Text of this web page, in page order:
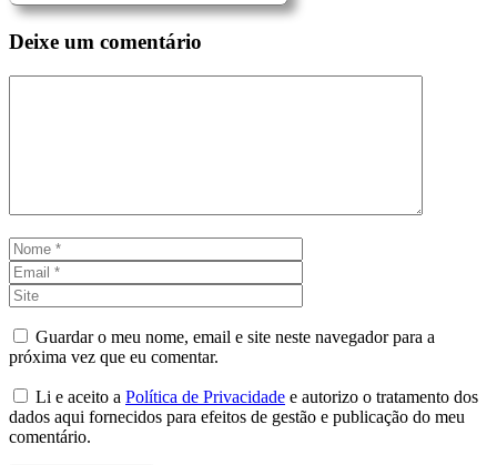
Deixe um comentário
Nome
Guardar o meu nome, email e site neste navegador para a
próxima vez que eu comentar.
Li e aceito a Política de Privacidade e autorizo o tratamento dos
dados aqui fornecidos para efeitos de gestão e publicação do meu
comentário.